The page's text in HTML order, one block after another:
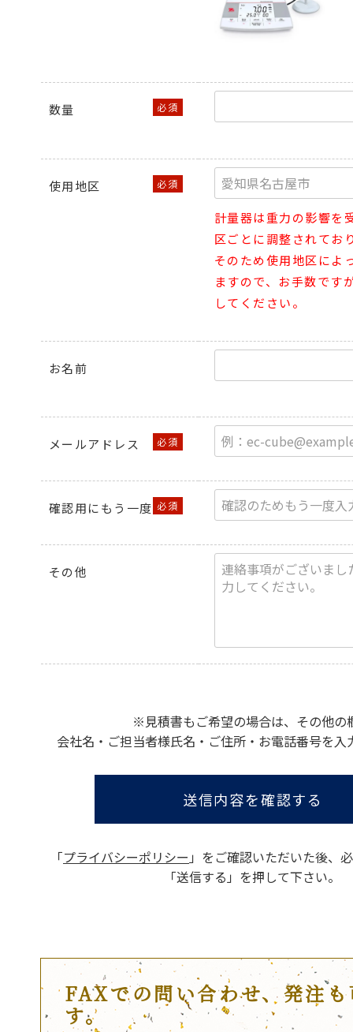
数量
使用地区
計量器は重力の影響を
区ごとに調整されてお
そのため使用地区によ
ますので、お手数です
してください。
お名前
メールアドレス
確認用にもう一度
その他
※見積書もご希望の場合は、その他の
会社名・ご担当者様氏名・ご住所・お電話番号を入
送信内容を確認する
「プライバシーポリシー 」をご確認いただいた後、
「送信する」を押して下さい。
FAXでの問い合わせ、発注
す。